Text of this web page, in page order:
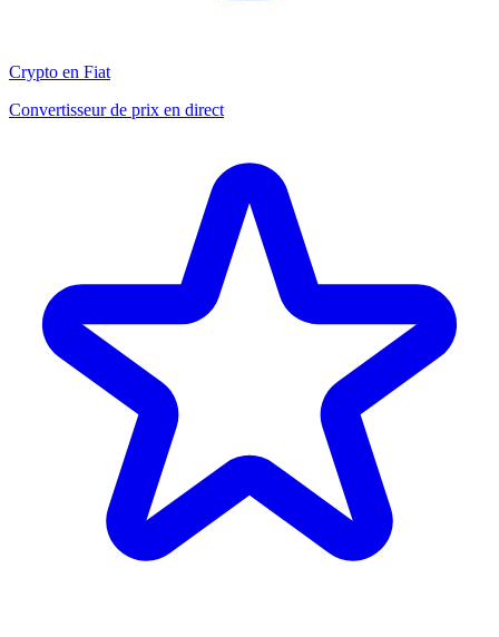
Crypto en Fiat
Convertisseur de prix en direct